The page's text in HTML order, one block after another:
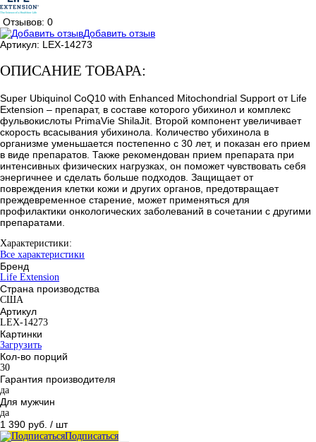
Отзывов: 0
Добавить отзыв
Артикул: LEX-14273
ОПИСАНИЕ ТОВАРА:
Super Ubiquinol CoQ10 with Enhanced Mitochondrial Support от Life
Extension – препарат, в составе которого убихинол и комплекс
фульвокислоты PrimaVie ShilaJit. Второй компонент увеличивает
скорость всасывания убихинола. Количество убихинола в
организме уменьшается постепенно с 30 лет, и показан его прием
в виде препаратов. Также рекомендован прием препарата при
интенсивных физических нагрузках, он поможет чувствовать себя
энергичнее и сделать больше подходов. Защищает от
повреждения клетки кожи и других органов, предотвращает
преждевременное старение, может применяться для
профилактики онкологических заболеваний в сочетании с другими
препаратами.
Характеристики:
Все характеристики
Бренд
Life Extension
Страна производства
США
Артикул
LEX-14273
Картинки
Загрузить
Кол-во порций
30
Гарантия производителя
да
Для мужчин
да
1 390 руб. / шт
Подписаться